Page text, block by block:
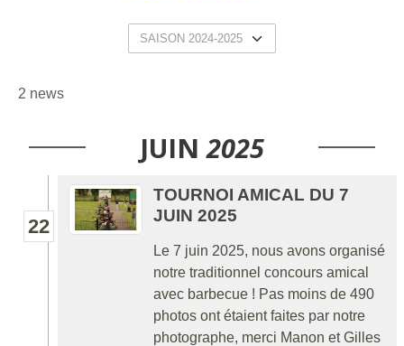
2 news
JUIN 2025
22
TOURNOI AMICAL DU 7
JUIN 2025
Le 7 juin 2025, nous avons organisé
notre traditionnel concours amical
avec barbecue ! Pas moins de 490
photos ont étaient faites par notre
photographe, merci Manon et Gilles